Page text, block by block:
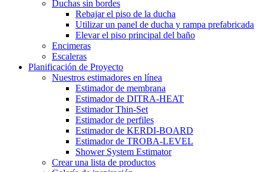
Duchas sin bordes
Rebajar el piso de la ducha
Utilizar un panel de ducha y rampa prefabricada
Elevar el piso principal del baño
Encimeras
Escaleras
Planificación de Proyecto
Nuestros estimadores en línea
Estimador de membrana
Estimador de DITRA-HEAT
Estimador Thin-Set
Estimador de perfiles
Estimador de KERDI-BOARD
Estimador de TROBA-LEVEL
Shower System Estimator
Crear una lista de productos